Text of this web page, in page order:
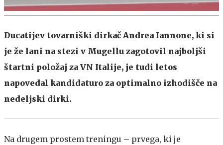
Ducatijev tovarniški dirkač Andrea Iannone, ki si
je že lani na stezi v Mugellu zagotovil najboljši
štartni položaj za VN Italije, je tudi letos
napovedal kandidaturo za optimalno izhodišče na
nedeljski dirki.
Na drugem prostem treningu – prvega, ki je